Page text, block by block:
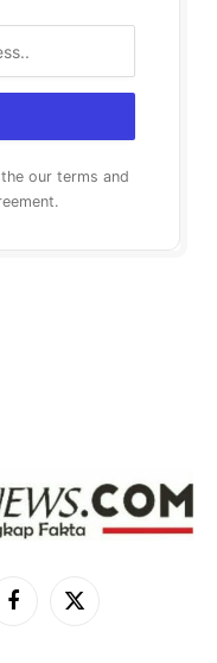
our terms and
Facebook
X